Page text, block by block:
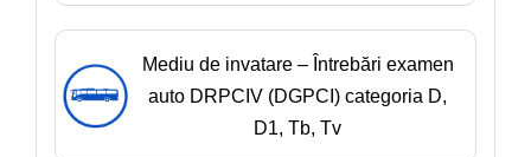
Mediu de invatare – Întrebări examen
auto DRPCIV (DGPCI) categoria D,
D1, Tb, Tv